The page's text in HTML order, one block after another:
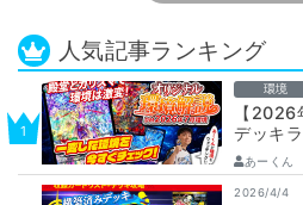
人気記事ランキング
環境
【
デッキ
グ】
あーくん
2026/4/4